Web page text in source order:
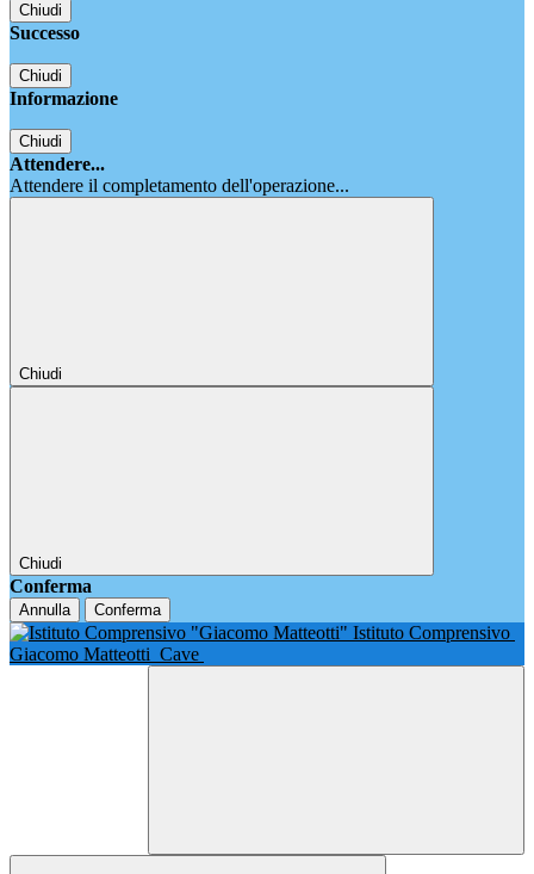
Chiudi
Successo
Chiudi
Informazione
Chiudi
Attendere...
Attendere il completamento dell'operazione...
Chiudi
Chiudi
Conferma
Annulla Conferma
Istituto Comprensivo
Giacomo Matteotti Cave